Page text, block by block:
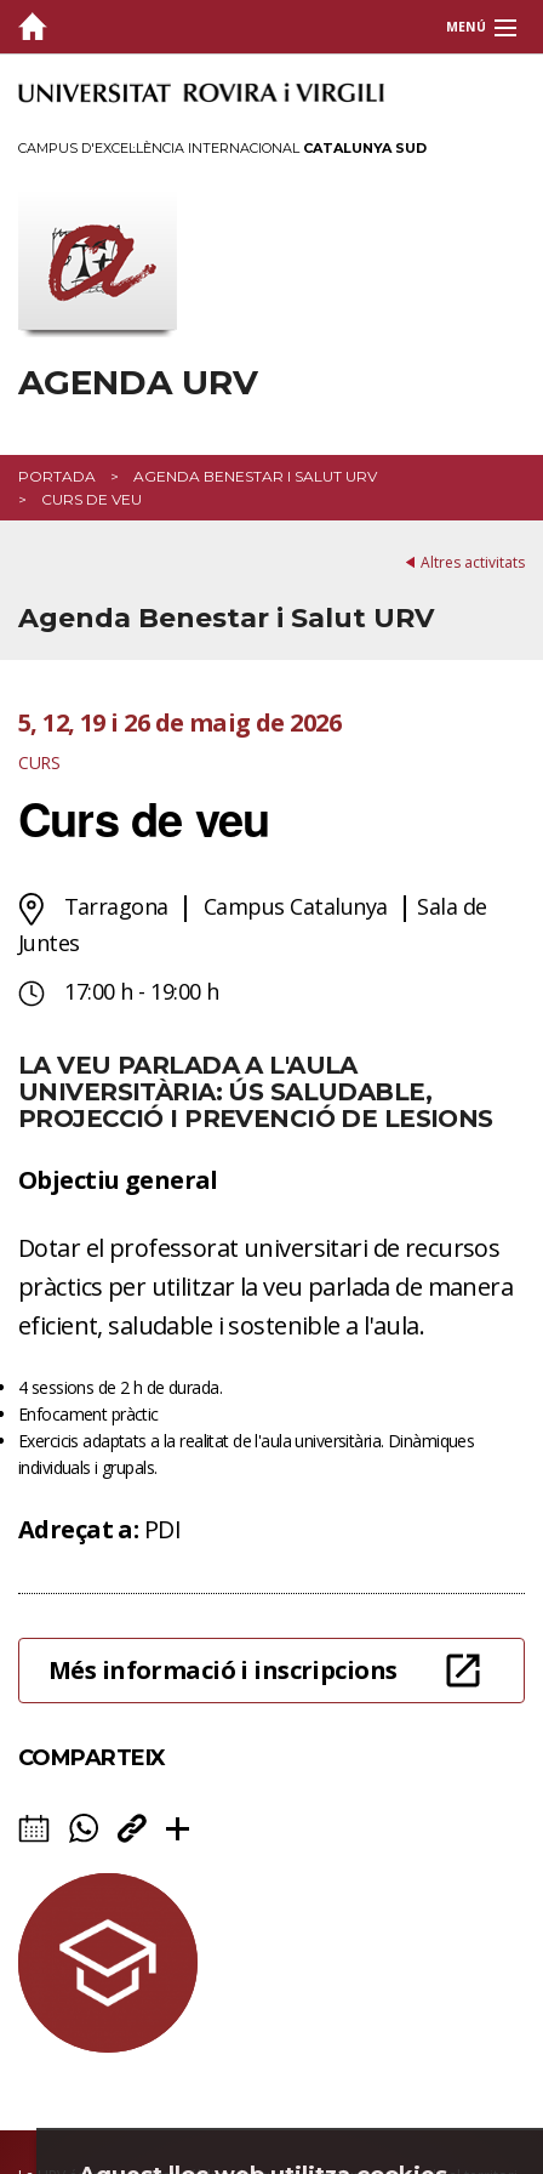
MENÚ
CAMPUS D'EXCEL·LÈNCIA INTERNACIONAL CATALUNYA SUD
AGENDA URV
PORTADA
AGENDA BENESTAR I SALUT URV
CURS DE VEU
Altres activitats
Agenda Benestar i Salut URV
5, 12, 19i 26 de maig de 2026
CURS
Curs de veu
Tarragona Campus Catalunya
Sala de
Juntes
17:00 h - 19:00 h
LA VEU PARLADA A L'AULA
UNIVERSITÀRIA: ÚS SALUDABLE,
PROJECCIÓ I PREVENCIÓ DE LESIONS
Objectiu general
Dotar el professorat universitari de recursos
pràctics per utilitzar la veu parlada de manera
eficient, saludable i sostenible a l'aula.
4 sessions de 2 h de durada.
Enfocament pràctic
Exercicis adaptats a la realitat de l'aula universitària. Dinàmiques
individuals i grupals.
Adreçat a: PDI
Més informació i inscripcions
COMPARTEIX